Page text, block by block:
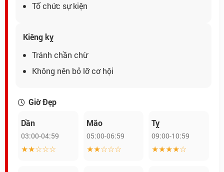
Tổ chức sự kiện
Kiêng kỵ
Tránh chần chừ
Không nên bỏ lỡ cơ hội
Giờ Đẹp
Dần
03:00-04:59
★★☆☆☆
Mão
05:00-06:59
★★☆☆☆
Tỵ
09:00-10:59
★★★★☆